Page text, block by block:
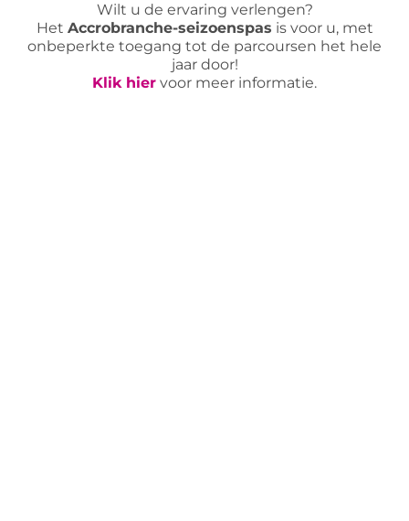
Wilt u de ervaring verlengen?
Het Accrobranche-seizoenspas is voor u, met
onbeperkte toegang tot de parcoursen het hele
jaar door!
Klik hier voor meer informatie.